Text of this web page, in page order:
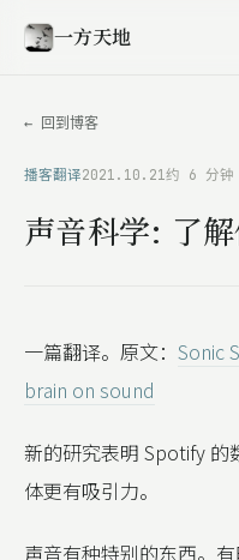
一方天地
← 回到博客
播客翻译2021.10.21约 6 分钟
声音科学: 了
一篇翻译。原文： Sonic
brain on sound
新的研究表明 Spotify 的
体更有吸引力。
声音有种特别的东西。